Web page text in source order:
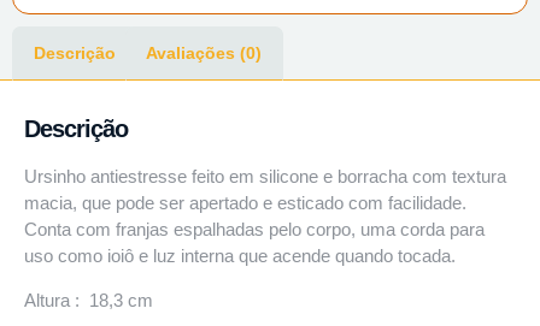
Descrição Avaliações (0)
Descrição
Ursinho antiestresse feito em silicone e borracha com textura
macia, que pode ser apertado e esticado com facilidade.
Conta com franjas espalhadas pelo corpo, uma corda para
uso como ioiô e luz interna que acende quando tocada.
Altura : 18,3 cm